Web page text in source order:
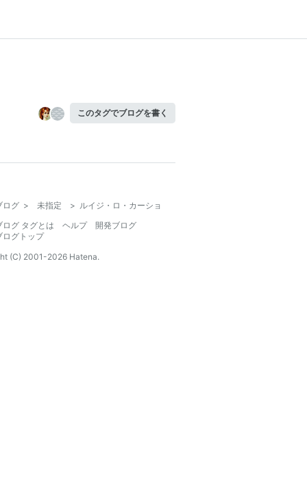
このタグでブログを書く
ログ > 未指定 > ルイジ・ロ・カーショ
ログ タグとは
ヘルプ
開発ブログ
ログトップ
(C) 2001-2026 Hatena.